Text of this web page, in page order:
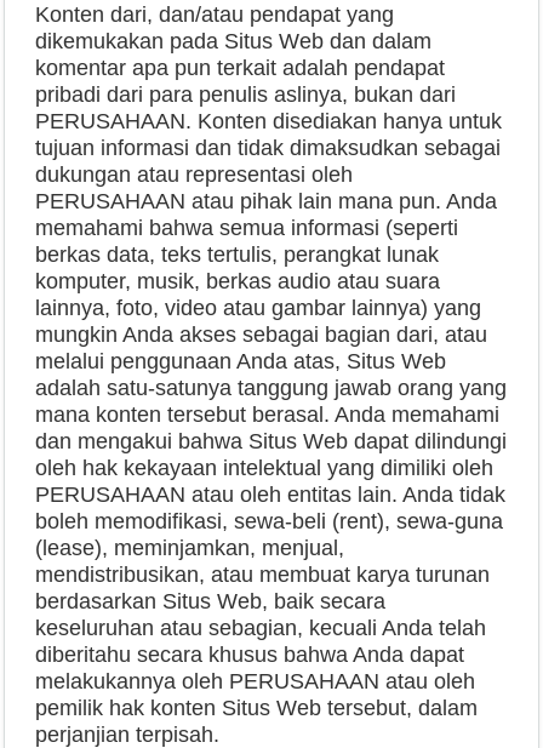
Konten dari, dan/atau pendapat yang
dikemukakan pada Situs Web dan dalam
komentar apa pun terkait adalah pendapat
pribadi dari para penulis aslinya, bukan dari
PERUSAHAAN. Konten disediakan hanya untuk
tujuan informasi dan tidak dimaksudkan sebagai
dukungan atau representasi oleh
PERUSAHAAN atau pihak lain mana pun. Anda
memahami bahwa semua informasi (seperti
berkas data, teks tertulis, perangkat lunak
komputer, musik, berkas audio atau suara
lainnya, foto, video atau gambar lainnya) yang
mungkin Anda akses sebagai bagian dari, atau
melalui penggunaan Anda atas, Situs Web
adalah satu-satunya tanggung jawab orang yang
mana konten tersebut berasal. Anda memahami
dan mengakui bahwa Situs Web dapat dilindungi
oleh hak kekayaan intelektual yang dimiliki oleh
PERUSAHAAN atau oleh entitas lain. Anda tidak
boleh memodifikasi, sewa-beli (rent), sewa-guna
(lease), meminjamkan, menjual,
mendistribusikan, atau membuat karya turunan
berdasarkan Situs Web, baik secara
keseluruhan atau sebagian, kecuali Anda telah
diberitahu secara khusus bahwa Anda dapat
melakukannya oleh PERUSAHAAN atau oleh
pemilik hak konten Situs Web tersebut, dalam
perjanjian terpisah.